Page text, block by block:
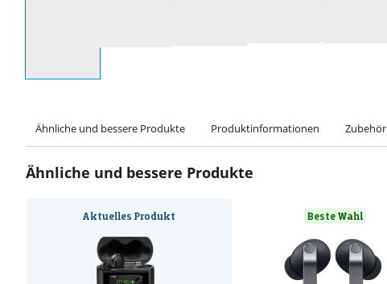
Ähnliche und bessere Produkte Produktinformationen Zubehör
Ähnliche und bessere Produkte
Aktuelles Produkt Beste Wahl